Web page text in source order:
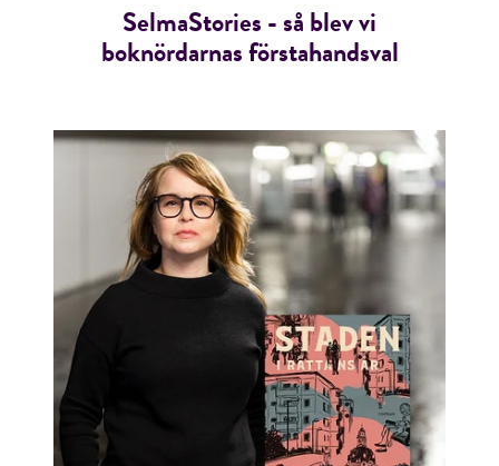
SelmaStories - så blev vi
boknördarnas förstahandsval